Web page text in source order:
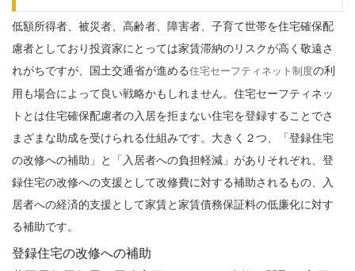
低額所得者、被災者、高齢者、障害者、子育て世帯を住宅確保配
慮者としており投資家にとっては家賃滞納のリスクが高く敬遠さ
れがちですが、国土交通省が進める住宅セーフティネット制度の利
用も場合によって良い戦略かもしれません。住宅セーフティネッ
トとは住宅確保配慮者の入居を拒まない住宅を登録することでさ
まざまな助成を受けられる仕組みです。大きく２つ、「登録住宅
の改修への補助」と「入居者への負担軽減」がありそれぞれ、登
録住宅の改修への支援として改修費に対する補助されるもの、入
居者への経済的支援として家賃と家賃債務保証料の低廉化に対す
る補助です。
登録住宅の改修への補助